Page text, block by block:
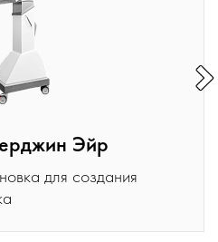
Эйр
для создания